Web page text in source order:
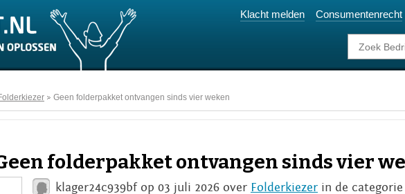
Klacht melden Consumentenrecht
Geen folderpakket ontvangen sinds vier weken
folderpakket ontvangen sinds vier
klager24c939bf op 03 juli 2026 over Folderkiezer in de categorie